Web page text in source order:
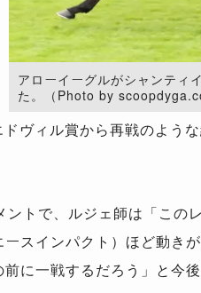
アローイーグルがシャンティ
た。（Photo by
ドヴィル賞から再戦のよう
ントで、ルジェ師は「この
スインパクト）ほど動き
に一戦するだろう」と今後